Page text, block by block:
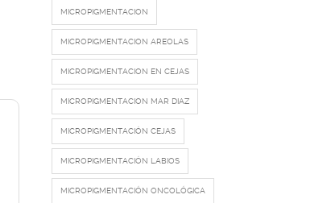
MICROPIGMENTACION
MICROPIGMENTACION AREOLAS
MICROPIGMENTACION EN CEJAS
MICROPIGMENTACION MAR DIAZ
MICROPIGMENTACIÓN CEJAS
MICROPIGMENTACIÓN LABIOS
MICROPIGMENTACIÓN ONCOLÓGICA